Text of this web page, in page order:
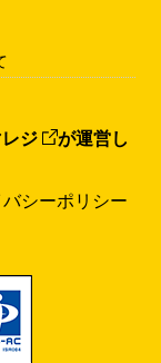
ジ
が運営し
シーポリシー